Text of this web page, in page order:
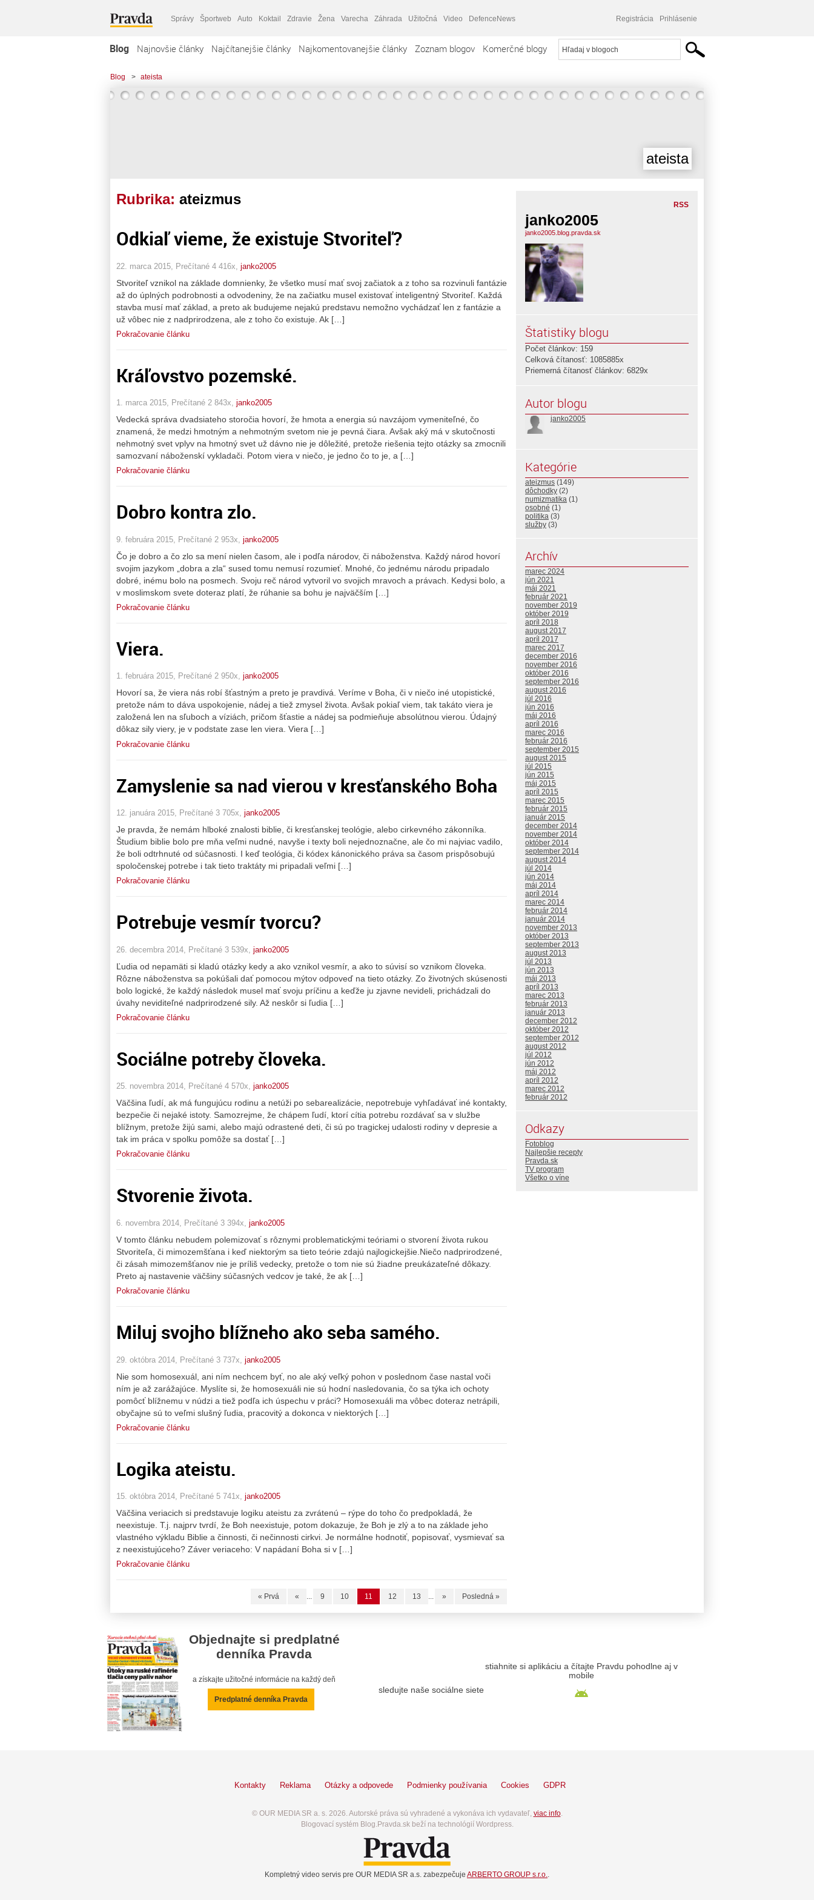
Správy Športweb Auto Koktail Zdravie Žena Varecha Záhrada Užitočná Video DefenceNews Registrácia Prihlásenie
Blog Najnovšie články Najčítanejšie články Najkomentovanejšie články Zoznam blogov Komerčné blogy
Blog > ateista
ateista
Rubrika: ateizmus
Odkiaľ vieme, že existuje Stvoriteľ?
22. marca 2015, Prečítané 4 416x, janko2005
Stvoriteľ vznikol na základe domnienky, že všetko musí mať svoj začiatok a z toho sa rozvinuli fantázie
až do úplných podrobnosti a odvodeniny, že na začiatku musel existovať inteligentný Stvoriteľ. Každá
stavba musí mať základ, a preto ak budujeme nejakú predstavu nemožno vychádzať len z fantázie a
už vôbec nie z nadprirodzena, ale z toho čo existuje. Ak […]
Pokračovanie článku
Kráľovstvo pozemské.
1. marca 2015, Prečítané 2 843x, janko2005
Vedecká správa dvadsiateho storočia hovorí, že hmota a energia sú navzájom vymeniteľné, čo
znamená, že medzi hmotným a nehmotným svetom nie je pevná čiara. Avšak aký má v skutočnosti
nehmotný svet vplyv na hmotný svet už dávno nie je dôležité, pretože riešenia tejto otázky sa zmocnili
samozvaní náboženskí vykladači. Potom viera v niečo, je jedno čo to je, a […]
Pokračovanie článku
Dobro kontra zlo.
9. februára 2015, Prečítané 2 953x, janko2005
Čo je dobro a čo zlo sa mení nielen časom, ale i podľa národov, či náboženstva. Každý národ hovorí
svojim jazykom „dobra a zla“ sused tomu nemusí rozumieť. Mnohé, čo jednému národu pripadalo
dobré, inému bolo na posmech. Svoju reč národ vytvoril vo svojich mravoch a právach. Kedysi bolo, a
v moslimskom svete doteraz platí, že rúhanie sa bohu je najväčším […]
Pokračovanie článku
Viera.
1. februára 2015, Prečítané 2 950x, janko2005
Hovorí sa, že viera nás robí šťastným a preto je pravdivá. Veríme v Boha, či v niečo iné utopistické,
pretože nám to dáva uspokojenie, nádej a tiež zmysel života. Avšak pokiaľ viem, tak takáto viera je
založená len na sľuboch a víziách, pričom šťastie a nádej sa podmieňuje absolútnou vierou. Údajný
dôkaz sily viery, je v podstate zase len viera. Viera […]
Pokračovanie článku
Zamyslenie sa nad vierou v kresťanského Boha
12. januára 2015, Prečítané 3 705x, janko2005
Je pravda, že nemám hlboké znalosti biblie, či kresťanskej teológie, alebo cirkevného zákonníka.
Študium biblie bolo pre mňa veľmi nudné, navyše i texty boli nejednoznačne, ale čo mi najviac vadilo,
že boli odtrhnuté od súčasnosti. I keď teológia, či kódex kánonického práva sa časom prispôsobujú
spoločenskej potrebe i tak tieto traktáty mi pripadali veľmi […]
Pokračovanie článku
Potrebuje vesmír tvorcu?
26. decembra 2014, Prečítané 3 539x, janko2005
Ľudia od nepamäti si kladú otázky kedy a ako vznikol vesmír, a ako to súvisí so vznikom človeka.
Rôzne náboženstva sa pokúšali dať pomocou mýtov odpoveď na tieto otázky. Zo životných skúsenosti
bolo logické, že každý následok musel mať svoju príčinu a keďže ju zjavne nevideli, prichádzali do
úvahy neviditeľné nadprirodzené sily. Až neskôr si ľudia […]
Pokračovanie článku
Sociálne potreby človeka.
25. novembra 2014, Prečítané 4 570x, janko2005
Väčšina ľudí, ak má fungujúcu rodinu a netúži po sebarealizácie, nepotrebuje vyhľadávať iné kontakty,
bezpečie či nejaké istoty. Samozrejme, že chápem ľudí, ktorí cítia potrebu rozdávať sa v službe
blížnym, pretože žijú sami, alebo majú odrastené deti, či sú po tragickej udalosti rodiny v depresie a
tak im práca v spolku pomôže sa dostať […]
Pokračovanie článku
Stvorenie života.
6. novembra 2014, Prečítané 3 394x, janko2005
V tomto článku nebudem polemizovať s rôznymi problematickými teóriami o stvorení života rukou
Stvoriteľa, či mimozemšťana i keď niektorým sa tieto teórie zdajú najlogickejšie.Niečo nadprirodzené,
či zásah mimozemšťanov nie je príliš vedecky, pretože o tom nie sú žiadne preukázateľné dôkazy.
Preto aj nastavenie väčšiny súčasných vedcov je také, že ak […]
Pokračovanie článku
Miluj svojho blížneho ako seba samého.
29. októbra 2014, Prečítané 3 737x, janko2005
Nie som homosexuál, ani ním nechcem byť, no ale aký veľký pohon v poslednom čase nastal voči
ním je až zarážajúce. Myslíte si, že homosexuáli nie sú hodní nasledovania, čo sa týka ich ochoty
pomôcť blížnemu v núdzi a tiež podľa ich úspechu v práci? Homosexuáli ma vôbec doteraz netrápili,
obyčajne sú to veľmi slušný ľudia, pracovitý a dokonca v niektorých […]
Pokračovanie článku
Logika ateistu.
15. októbra 2014, Prečítané 5 741x, janko2005
Väčšina veriacich si predstavuje logiku ateistu za zvrátenú – rýpe do toho čo predpokladá, že
neexistuje. T.j. najprv tvrdí, že Boh neexistuje, potom dokazuje, že Boh je zlý a to na základe jeho
vlastného výkladu Biblie a činnosti, či nečinnosti cirkvi. Je normálne hodnotiť, popisovať, vysmievať sa
z neexistujúceho? Záver veriaceho: V napádaní Boha si v […]
Pokračovanie článku
« Prvá « ... 9 10 11 12 13 ... » Posledná »
RSS
janko2005
janko2005.blog.pravda.sk
Štatistiky blogu
Počet článkov: 159
Celková čítanosť: 1085885x
Priemerná čítanosť článkov: 6829x
Autor blogu
janko2005
Kategórie
ateizmus (149)
dôchodky (2)
numizmatika (1)
osobné (1)
politika (3)
služby (3)
Archív
marec 2024
jún 2021
máj 2021
február 2021
november 2019
október 2019
apríl 2018
august 2017
apríl 2017
marec 2017
december 2016
november 2016
október 2016
september 2016
august 2016
júl 2016
jún 2016
máj 2016
apríl 2016
marec 2016
február 2016
september 2015
august 2015
júl 2015
jún 2015
máj 2015
apríl 2015
marec 2015
február 2015
január 2015
december 2014
november 2014
október 2014
september 2014
august 2014
júl 2014
jún 2014
máj 2014
apríl 2014
marec 2014
február 2014
január 2014
november 2013
október 2013
september 2013
august 2013
júl 2013
jún 2013
máj 2013
apríl 2013
marec 2013
február 2013
január 2013
december 2012
október 2012
september 2012
august 2012
júl 2012
jún 2012
máj 2012
apríl 2012
marec 2012
február 2012
Odkazy
Fotoblog
Najlepšie recepty
Pravda.sk
TV program
Všetko o víne
Objednajte si predplatné
denníka Pravda
a získajte užitočné informácie na každý deň
Predplatné denníka Pravda
sledujte naše sociálne siete
stiahnite si aplikáciu a čítajte Pravdu pohodlne aj v
mobile
Kontakty Reklama Otázky a odpovede Podmienky používania Cookies GDPR
© OUR MEDIA SR a. s. 2026. Autorské práva sú vyhradené a vykonáva ich vydavateľ, viac info.
Blogovací systém Blog.Pravda.sk beží na technológií Wordpress.
Kompletný video servis pre OUR MEDIA SR a.s. zabezpečuje ARBERTO GROUP s.r.o..